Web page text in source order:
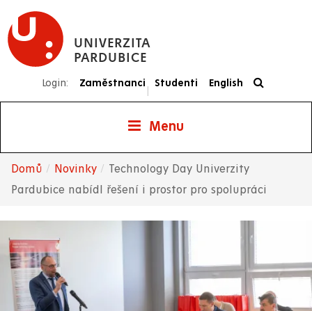
Přejít
hlavnímu
UNIVERZITA
PARDUBICE
Login: Zaměstnanci
|
Studenti English
Menu
Drobečková
navigace
Domů Novinky
Technology Day Univerzity
Pardubice nabídl řešení i prostor pro spolupráci